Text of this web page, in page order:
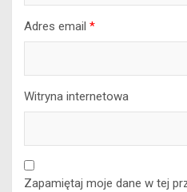
Adres email *
Witryna internetowa
Zapamiętaj moje dane w tej